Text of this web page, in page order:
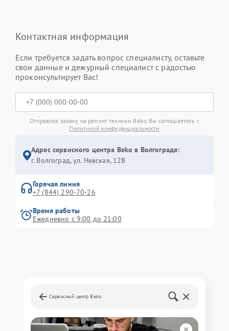
Контактная информация
Если требуется задать вопрос специалисту, оставьте
свои данные и дежурный специалист с радостью
проконсультирует Вас!
Отправляя заявку на ремонт техники Beko, Вы соглашаетесь с
Политикой конфиденциальности
Адрес сервисного центра Beko в Волгограде:
г. Волгоград, ул. Невская, 12В
Горячая линия
+7 (844) 290-70-26
Время работы
Ежедневно с 9:00 до 21:00
Сервисный центр Beko